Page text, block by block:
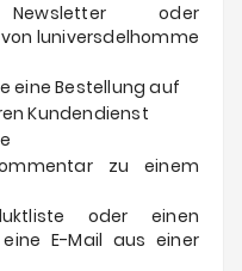
oder
luniversdelhomme
eine Bestellung auf
Kundendienst
zu einem
oder einen
E-Mail aus einer